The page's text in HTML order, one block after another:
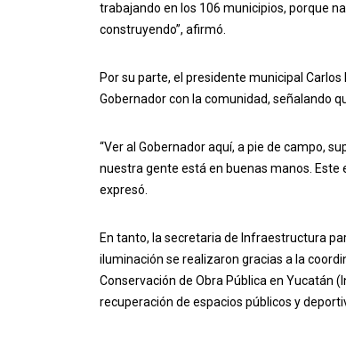
trabajando en los 106 municipios, porque
construyendo”, afirmó.
Por su parte, el presidente municipal
Gobernador con la comunidad, señalando
“Ver al Gobernador aquí, a pie de campo,
nuestra gente está en buenas manos.
expresó.
En tanto, la secretaria de Infraestructura
iluminación se realizaron gracias a la
Conservación de Obra Pública en Yucatán
recuperación de espacios públicos y